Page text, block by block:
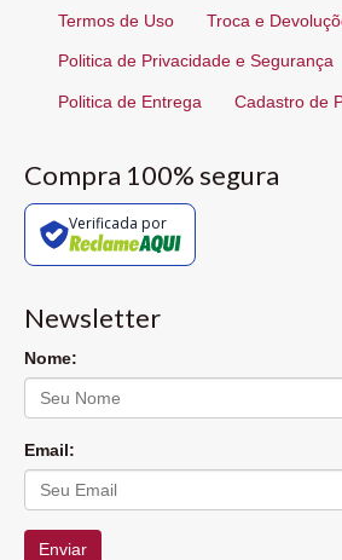
Termos de Uso Troca e
Politica de Privacidade e Segurança
Politica de Entrega Cadastro de
Compra 100% segura
Verificada por
Newsletter
Nome:
Email:
Enviar